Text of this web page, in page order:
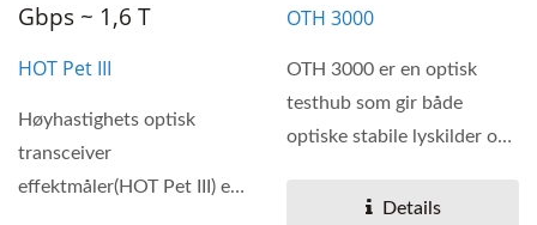
Gbps ~ 1,6 T
HOT Pet III
Høyhastighets optisk
transceiver
effektmåler(HOT Pet III) er
OTH 3000
OTH 3000 er en optisk
testhub som gir både
optiske stabile lyskilder og
Details